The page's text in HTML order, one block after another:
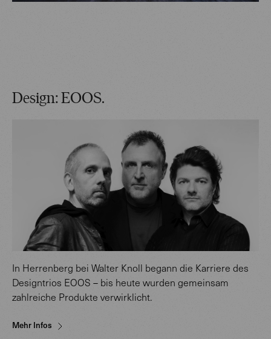
Design: EOOS.
In Herrenberg bei Walter Knoll begann die Karriere des
Designtrios EOOS – bis heute wurden gemeinsam
zahlreiche Produkte verwirklicht.
Mehr Infos